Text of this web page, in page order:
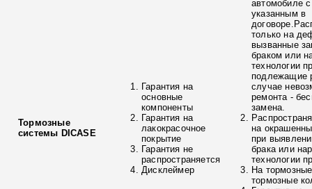
Тормозные
системы DICASE
Гарантия на
основные
компоненты
Гарантия на
лакокрасочное
покрытие
Гарантия не
распространяется
Дисклеймер
автомобиле
указанным в
только на
вызванные
браком или
технологии
подлежащие
случае
ремонта -
замена.
на
при
брака или
технологии
На
тормозные